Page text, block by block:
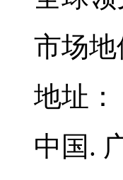
市场地
地址：
中国.